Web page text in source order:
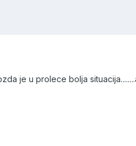
je u prolece bolja